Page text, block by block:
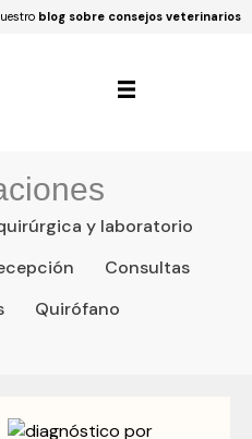
blog sobre consejos veterinarios
y laboratorio
Consultas
Quirófano